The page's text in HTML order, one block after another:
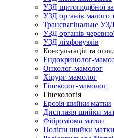
УЗД щитоподібної
УЗД органів малого
Трансвагінальне УЗД
УЗД органів
УЗД лімфовузлів
Консультація та
Ендокринолог-
Онколог-мамолог
Хірург-мамолог
Гінеколог-мамолог
Гінекологія
Ерозія шийки матки
Дисплазія шийки
Фіброміома матки
Поліпи шийки матки